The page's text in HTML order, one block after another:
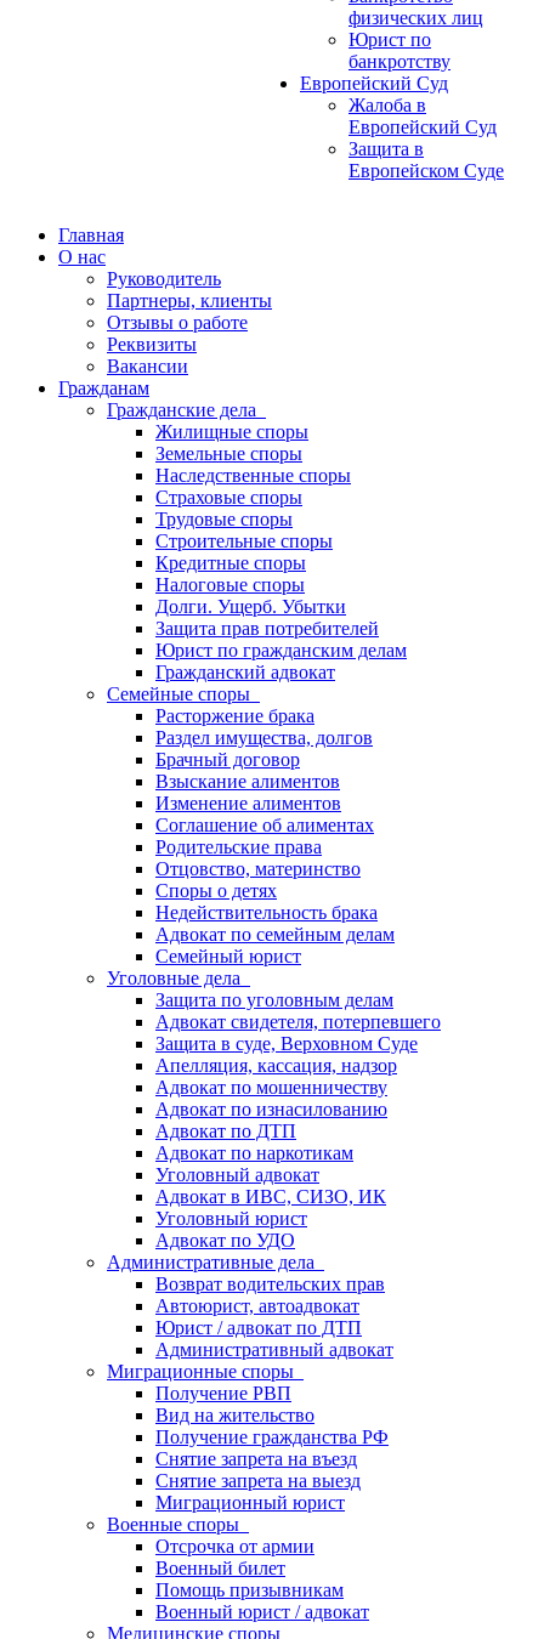
физических лиц
Юрист по
банкротству
Европейский Суд
Жалоба в
Европейский Суд
Защита в
Европейском Суде
Главная
О нас
Руководитель
Партнеры, клиенты
Отзывы о работе
Реквизиты
Вакансии
Гражданам
Гражданские дела
Жилищные споры
Земельные споры
Наследственные споры
Страховые споры
Трудовые споры
Строительные споры
Кредитные споры
Налоговые споры
Долги. Ущерб. Убытки
Защита прав потребителей
Юрист по гражданским делам
Гражданский адвокат
Семейные споры
Расторжение брака
Раздел имущества, долгов
Брачный договор
Взыскание алиментов
Изменение алиментов
Соглашение об алиментах
Родительские права
Отцовство, материнство
Споры о детях
Недействительность брака
Адвокат по семейным делам
Семейный юрист
Уголовные дела
Защита по уголовным делам
Адвокат свидетеля, потерпевшего
Защита в суде, Верховном Суде
Апелляция, кассация, надзор
Адвокат по мошенничеству
Адвокат по изнасилованию
Адвокат по ДТП
Адвокат по наркотикам
Уголовный адвокат
Адвокат в ИВС, СИЗО, ИК
Уголовный юрист
Адвокат по УДО
Административные дела
Возврат водительских прав
Автоюрист, автоадвокат
Юрист / адвокат по ДТП
Административный адвокат
Миграционные споры
Получение РВП
Вид на жительство
Получение гражданства РФ
Снятие запрета на въезд
Снятие запрета на выезд
Миграционный юрист
Военные споры
Отсрочка от армии
Военный билет
Помощь призывникам
Военный юрист / адвокат
Медицинские споры